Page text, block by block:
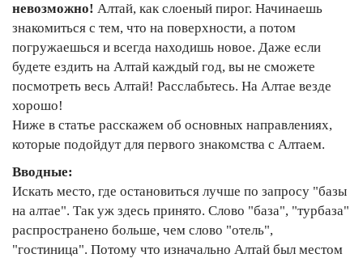
невозможно! Алтай, как слоеный пирог. Начинаешь
знакомиться с тем, что на поверхности, а потом
погружаешься и всегда находишь новое. Даже если
будете ездить на Алтай каждый год, вы не сможете
посмотреть весь Алтай! Расслабьтесь. На Алтае везде
хорошо!
Ниже в статье расскажем об основных направлениях,
которые подойдут для первого знакомства с Алтаем.
Вводные:
Искать место, где остановиться лучше по запросу "базы
на алтае". Так уж здесь принято. Слово "база", "турбаза"
распространено больше, чем слово "отель",
"гостиница". Потому что изначально Алтай был местом